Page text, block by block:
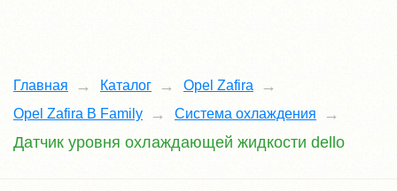
Главная Каталог
Opel Zafira
Opel Zafira B Family
Система охлаждения
Датчик уровня охлаждающей жидкости dello